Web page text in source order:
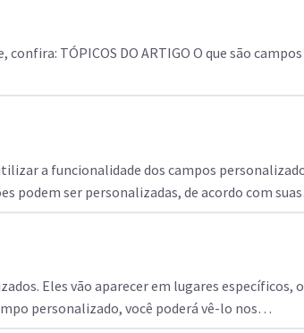
TÓPICOS DO ARTIGO O que são
a funcionalidade dos campos
podem ser personalizadas, de acordo com
Eles vão aparecer em lugares
personalizado, você poderá vê-lo nos…